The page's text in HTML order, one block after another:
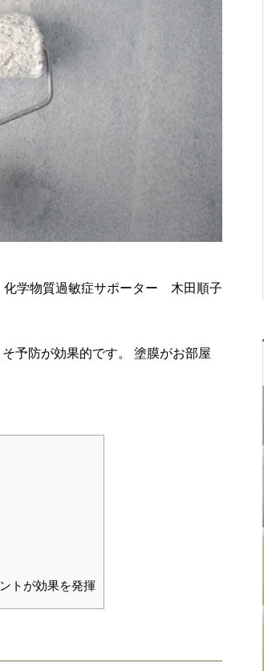
化学物質過敏症サポーター 木田順子
予防が効果的です。 塗膜がお部屋
トが効果を発揮